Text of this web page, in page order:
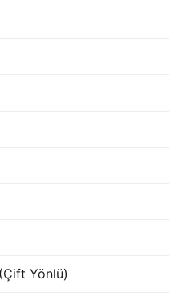
Yönlü)